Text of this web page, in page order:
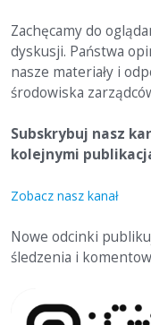
Zachęcamy do
dyskusji. Państwa
nasze materiały i
środowiska
Subskrybuj nasz
kolejnymi
Zobacz nasz kanał
Nowe odcinki
śledzenia i